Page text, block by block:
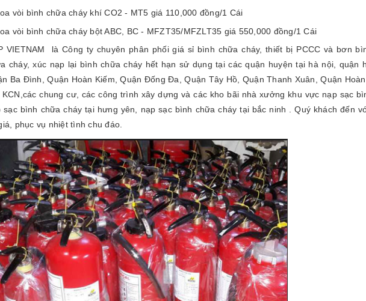
vòi bình chữa cháy khí CO2 - MT5 giá 110,000 đồng/1 Cái
vòi bình chữa cháy bột ABC, BC - MFZT35/MFZLT35 giá 550,000 đồng/1 Cái
VIETNAM là Công ty chuyên phân phối giá sỉ bình chữa cháy, thiết bị PCCC và bơn
cháy, xúc nạp lại bình chữa cháy hết hạn sử dụng tại các quận huyện tại hà nội, quận
Ba Đình, Quận Hoàn Kiếm, Quận Đống Đa, Quận Tây Hồ, Quận Thanh Xuân, Quận
KCN,các chung cư, các công trình xây dựng và các kho bãi nhà xưởng khu vực nạp sạc
sạc bình chữa cháy tại hưng yên, nạp sạc bình chữa cháy tại bắc ninh . Quý khách đến
phục vụ nhiệt tình chu đáo.